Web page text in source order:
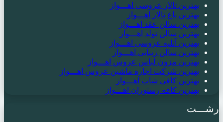
بهترین تالار عروسی اهـــواز
بهترین باغ تالار اهـــواز
بهترین سالن عقد اهـــواز
بهترین سالن تولد اهـــواز
بهترین آتلیه عروسی اهـــواز
بهترین سالن زیبایی اهـــواز
بهترین مزون لباس عروس اهـــواز
بهترین شرکت اجاره ماشین عروس اهـــواز
بهترین کافی شاپ اهـــواز
بهترین کافه رستوران اهـــواز
رشـــت